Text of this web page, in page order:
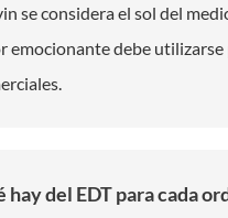
se considera el sol del
emocionante debe
hay del EDT para cada